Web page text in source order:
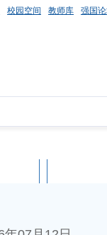
校园空间 教师库 强国